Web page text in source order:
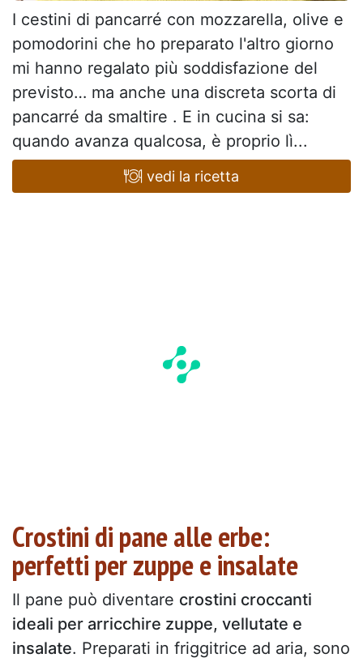
I cestini di pancarré con mozzarella, olive e
pomodorini che ho preparato l'altro giorno
mi hanno regalato più soddisfazione del
previsto… ma anche una discreta scorta di
pancarré da smaltire . E in cucina si sa:
quando avanza qualcosa, è proprio lì...
vedi la ricetta
Crostini di pane alle erbe:
perfetti per zuppe e insalate
Il pane può diventare crostini croccanti
ideali per arricchire zuppe, vellutate e
insalate. Preparati in friggitrice ad aria, sono